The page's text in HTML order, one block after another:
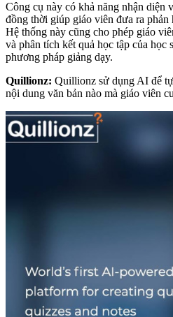
Công cụ này có khả năng nhận diện
đồng thời giúp giáo viên đưa ra
Hệ thống này cũng cho phép giáo
và phân tích kết quả học tập của học
phương pháp giảng dạy.
Quillionz: Quillionz sử dụng AI để
nội dung văn bản nào mà giáo viên